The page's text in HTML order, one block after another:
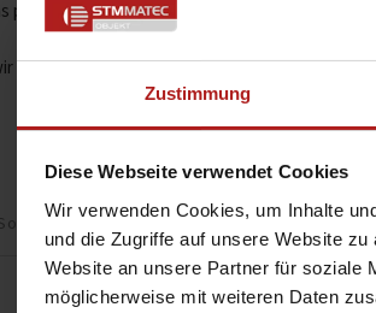
Zustimmung
Diese Webseite verwendet Cookies
Wir verwenden Cookies, um Inhalte
und die Zugriffe auf unsere Website
Website an unsere Partner für soziale
möglicherweise mit weiteren Daten
perfekte Zusammenspiel der Gewerke ist eine
Sie dabei – zögern Sie nicht und kommen Sie
Innenliegender